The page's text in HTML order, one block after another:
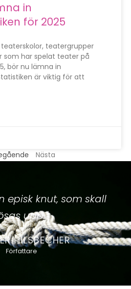
in
för 2025
teatergrupper
som har spelat teater på
bör nu lämna in
är viktig för att
Nästa
episk knut, som skall
upp."
HILSBECHER
Författare